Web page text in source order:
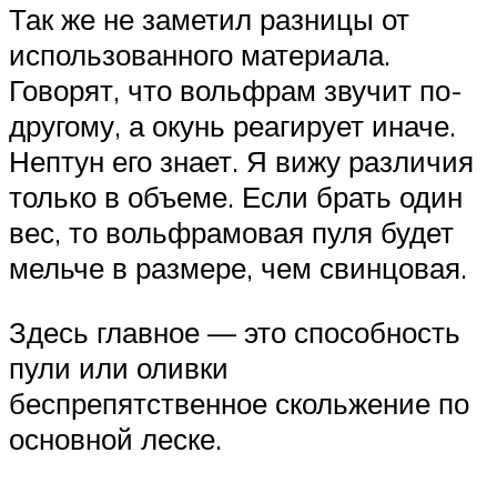
Так же не заметил разницы от
использованного материала.
Говорят, что вольфрам звучит по-
другому, а окунь реагирует иначе.
Нептун его знает. Я вижу различия
только в объеме. Если брать один
вес, то вольфрамовая пуля будет
мельче в размере, чем свинцовая.
Здесь главное — это способность
пули или оливки
беспрепятственное скольжение по
основной леске.